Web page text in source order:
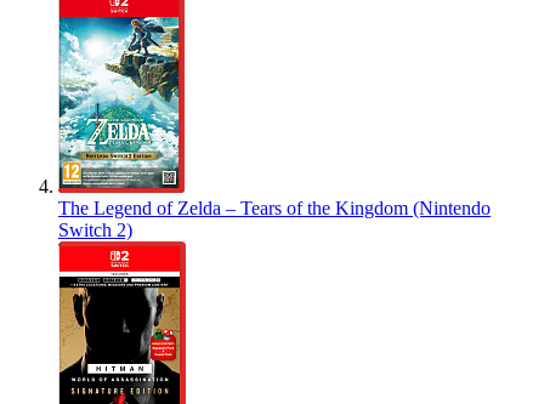
The Legend of Zelda – Tears of the Kingdom (Nintendo
Switch 2)